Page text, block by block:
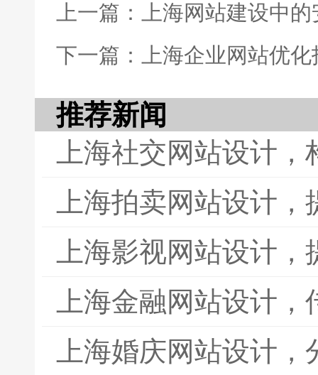
上一篇：上海网站建设中
下一篇：上海企业网站优
推荐新闻
上海社交网站设计
上海拍卖网站设计
上海影视网站设计
上海金融网站设计
上海婚庆网站设计